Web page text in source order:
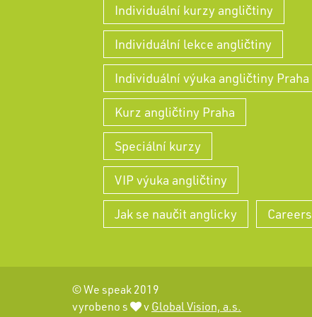
Individuální kurzy angličtiny
Individuální lekce angličtiny
Individuální výuka angličtiny Praha
Kurz angličtiny Praha
Speciální kurzy
VIP výuka angličtiny
Jak se naučit anglicky Careers
© We speak 2019
vyrobeno s
v Global Vision, a.s.